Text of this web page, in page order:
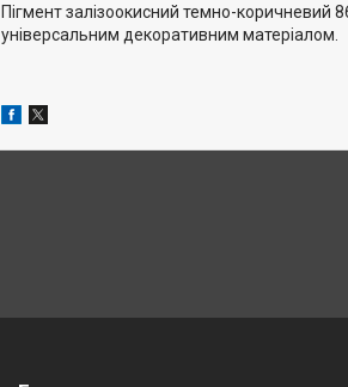
Пігмент залізоокисний темно-коричневий
універсальним декоративним матеріалом.